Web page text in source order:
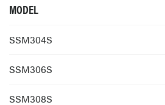
MODEL
SSM304S
SSM306S
SSM308S